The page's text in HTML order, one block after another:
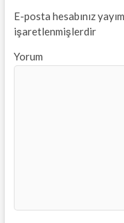
E-posta hesabınız
işaretlenmişlerdir
Yorum